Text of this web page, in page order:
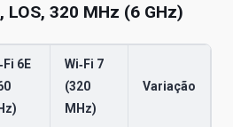
320 MHz (6 GHz)
6E
Wi‑Fi 7
(320
MHz)
Variação